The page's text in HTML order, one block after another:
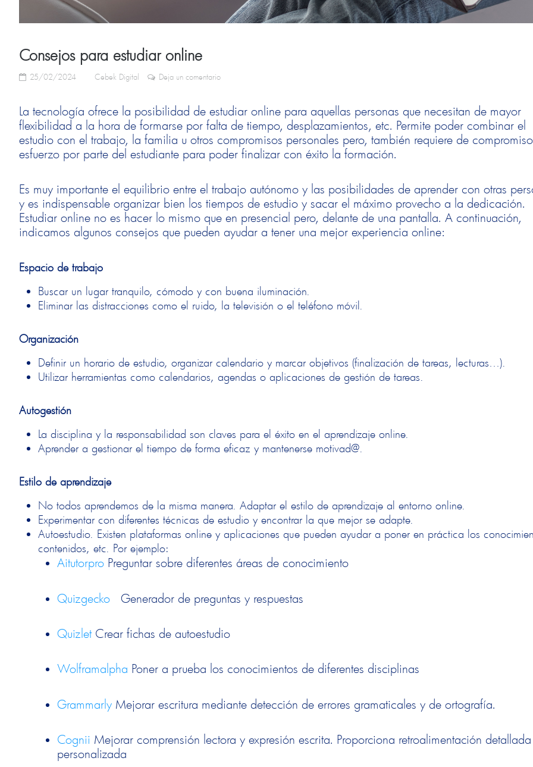
Consejos para estudiar online
25/02/2024 Cebek Digital Deja un comentario
La tecnología ofrece la posibilidad de estudiar online para aquellas personas que necesitan de mayor
flexibilidad a la hora de formarse por falta de tiempo, desplazamientos, etc. Permite poder combinar el
estudio con el trabajo, la familia u otros compromisos personales pero, también requiere de
esfuerzo por parte del estudiante para poder finalizar con éxito la formación.
Es muy importante el equilibrio entre el trabajo autónomo y las posibilidades de aprender con otras
y es indispensable organizar bien los tiempos de estudio y sacar el máximo provecho a la dedicación.
Estudiar online no es hacer lo mismo que en presencial pero, delante de una pantalla. A continuación,
indicamos algunos consejos que pueden ayudar a tener una mejor experiencia online:
Espacio de trabajo
Buscar un lugar tranquilo, cómodo y con buena iluminación.
Eliminar las distracciones como el ruido, la televisión o el teléfono móvil.
Organización
Definir un horario de estudio, organizar calendario y marcar objetivos (finalización de tareas, lecturas…).
Utilizar herramientas como calendarios, agendas o aplicaciones de gestión de tareas.
Autogestión
La disciplina y la responsabilidad son claves para el éxito en el aprendizaje online.
Aprender a gestionar el tiempo de forma eficaz y mantenerse motivad@.
Estilo de aprendizaje
No todos aprendemos de la misma manera. Adaptar el estilo de aprendizaje al entorno online.
Experimentar con diferentes técnicas de estudio y encontrar la que mejor se adapte.
Autoestudio. Existen plataformas online y aplicaciones que pueden ayudar a poner en práctica los
contenidos, etc. Por ejemplo:
Aitutorpro Preguntar sobre diferentes áreas de conocimiento
Quizgecko Generador de preguntas y respuestas
Quizlet Crear fichas de autoestudio
Wolframalpha Poner a prueba los conocimientos de diferentes disciplinas
Grammarly Mejorar escritura mediante detección de errores gramaticales y de ortografía.
Cognii Mejorar comprensión lectora y expresión escrita. Proporciona retroalimentación
personalizada